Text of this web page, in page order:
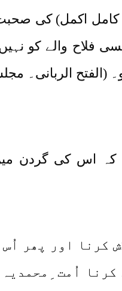
اکمل) کی صحبت
فلاح والے کو
الربانی۔ مجلس
اس کی گردن
کرنا اور پھر
اُمت